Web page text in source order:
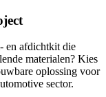
en afdichtkit die
materialen? Kies
oplossing voor
sector.